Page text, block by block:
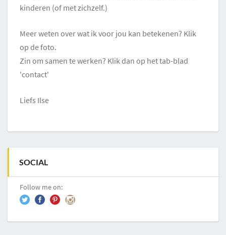
kinderen (of met zichzelf.)
Meer weten over wat ik voor jou kan betekenen? Klik
op de foto.
Zin om samen te werken? Klik dan op het tab-blad
'contact'
Liefs Ilse
SOCIAL
Follow me on: